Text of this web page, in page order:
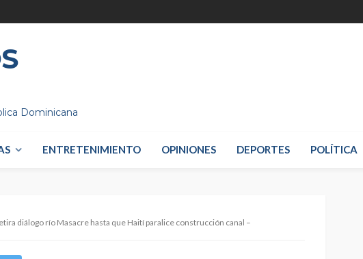
Dominicana
ENTRETENIMIENTO OPINIONES DEPORTES POLÍTICA
diálogo río Masacre hasta que Haití paralice construcción canal –